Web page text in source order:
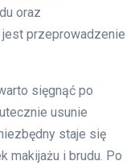
oraz
przeprowadzenie
sięgnąć po
usunie
staje się
makijażu i brudu. Po